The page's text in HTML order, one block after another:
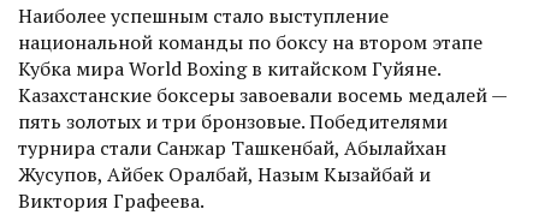
Наиболее успешным стало выступление
национальной команды по боксу на втором этапе
Кубка мира World Boxing в китайском Гуйяне.
Казахстанские боксеры завоевали восемь медалей —
пять золотых и три бронзовые. Победителями
турнира стали Санжар Ташкенбай, Абылайхан
Жусупов, Айбек Оралбай, Назым Кызайбай и
Виктория Графеева.